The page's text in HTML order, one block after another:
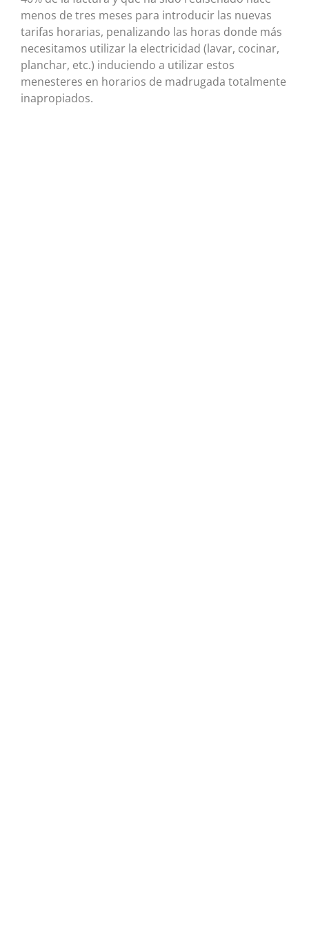
menos de tres meses para introducir las nuevas
tarifas horarias, penalizando las horas donde más
necesitamos utilizar la electricidad (lavar, cocinar,
planchar, etc.) induciendo a utilizar estos
menesteres en horarios de madrugada totalmente
inapropiados.